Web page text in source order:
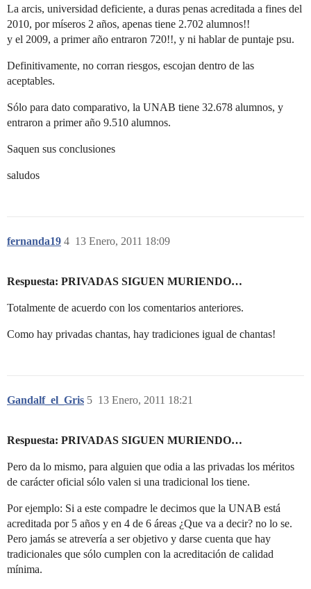
La arcis, universidad deficiente, a duras penas acreditada a fines del
2010, por míseros 2 años, apenas tiene 2.702 alumnos!!
y el 2009, a primer año entraron 720!!, y ni hablar de puntaje psu.
Definitivamente, no corran riesgos, escojan dentro de las
aceptables.
Sólo para dato comparativo, la UNAB tiene 32.678 alumnos, y
entraron a primer año 9.510 alumnos.
Saquen sus conclusiones
saludos
fernanda19 13 Enero, 2011 18:09
4
Respuesta: PRIVADAS SIGUEN MURIENDO…
Totalmente de acuerdo con los comentarios anteriores.
Como hay privadas chantas, hay tradiciones igual de chantas!
Gandalf_el_Gris 13 Enero, 2011 18:21
5
Respuesta: PRIVADAS SIGUEN MURIENDO…
Pero da lo mismo, para alguien que odia a las privadas los méritos
de carácter oficial sólo valen si una tradicional los tiene.
Por ejemplo: Si a este compadre le decimos que la UNAB está
acreditada por 5 años y en 4 de 6 áreas ¿Que va a decir? no lo se.
Pero jamás se atrevería a ser objetivo y darse cuenta que hay
tradicionales que sólo cumplen con la acreditación de calidad
mínima.